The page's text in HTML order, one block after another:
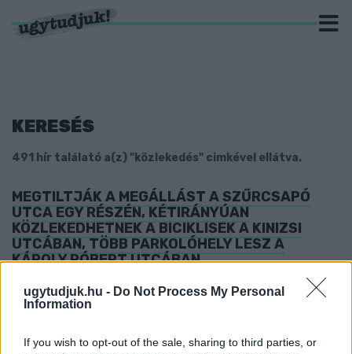
ugytudjuk.hu - Do Not Process My Personal
Information
If you wish to opt-out of the sale, sharing to third parties, or
KERESÉS
491 hír találató a(z) "közlekedés" cimkével ellátva.
MEGTILTJÁK A MEGÁLLÁST A SZŰRCSAPÓ
UTCA EGY RÉSZÉN, KÉTIRÁNYÚAN
KÖZLEKEDHETNEK A BICIKLISEK A KINIZSI
UTCÁBAN, TÖBB PARKOLÓHELY LESZ A
KÁROLY RÓBERT UTCÁBAN
Szombathelyi közlekedési hírek következnek.
2025. február. 16. 17:24